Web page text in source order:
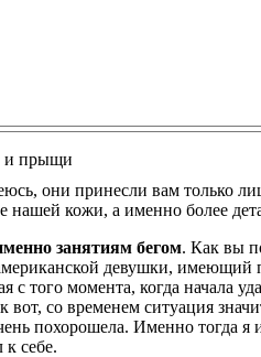
они принесли вам только
кожи, а именно более
занятиям бегом. Как вы
девушки,
того момента, когда начала
со временем ситуация
похорошела. Именно тогда
себе.